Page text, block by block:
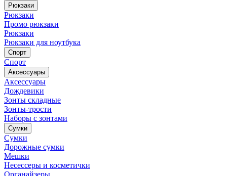
Рюкзаки
Рюкзаки
Промо рюкзаки
Рюкзаки
Рюкзаки для ноутбука
Спорт
Спорт
Аксессуары
Аксессуары
Дождевики
Зонты складные
Зонты-трости
Наборы с зонтами
Сумки
Сумки
Дорожные сумки
Мешки
Несессеры и косметички
Органайзеры